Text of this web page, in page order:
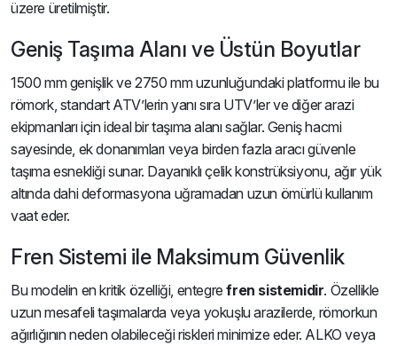
üzere üretilmiştir.
Geniş Taşıma Alanı ve Üstün Boyutlar
1500 mm genişlik ve 2750 mm uzunluğundaki platformu ile bu
römork, standart ATV’lerin yanı sıra UTV’ler ve diğer arazi
ekipmanları için ideal bir taşıma alanı sağlar. Geniş hacmi
sayesinde, ek donanımları veya birden fazla aracı güvenle
taşıma esnekliği sunar. Dayanıklı çelik konstrüksiyonu, ağır yük
altında dahi deformasyona uğramadan uzun ömürlü kullanım
vaat eder.
Fren Sistemi ile Maksimum Güvenlik
Bu modelin en kritik özelliği, entegrefren sistemidir. Özellikle
uzun mesafeli taşımalarda veya yokuşlu arazilerde, römorkun
ağırlığının neden olabileceği riskleri minimize eder. ALKO veya